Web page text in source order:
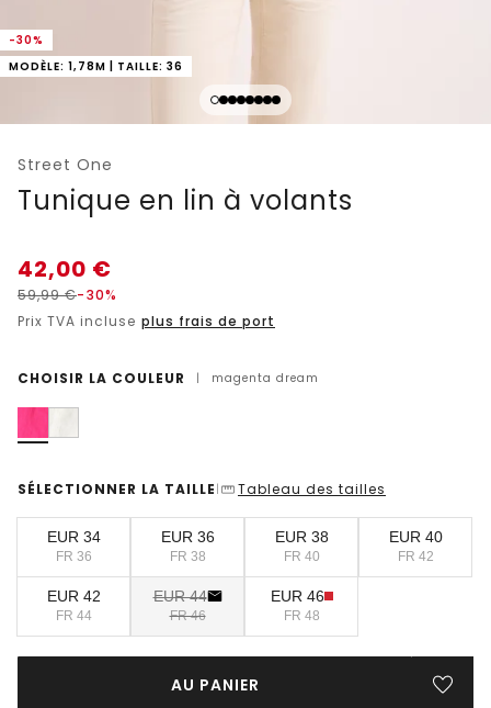
-30%
MODÈLE: 1,78M | TAILLE: 36
Street One
Tunique en lin à volants
42,00 €
59,99€-30%
Prix TVA incluse plus frais de port
CHOISIR LA COULEUR | magenta dream
SÉLECTIONNER LA TAILLE | Tableau des tailles
EUR 34
FR 36
EUR 36
FR 38
EUR 38
FR 40
EUR 40
FR 42
EUR 42
FR 44
EUR 44
FR 46
EUR 46
FR 48
AU PANIER